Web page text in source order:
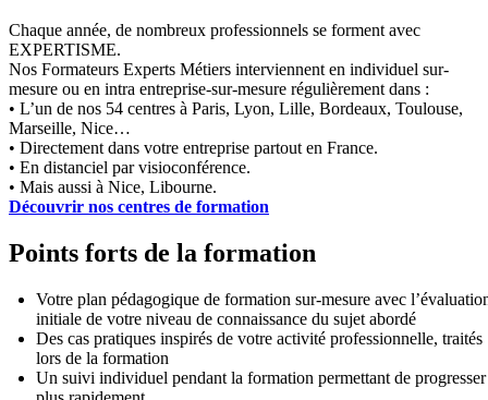
Chaque année, de nombreux professionnels se forment avec
EXPERTISME.
Nos Formateurs Experts Métiers interviennent en individuel sur-
mesure ou en intra entreprise-sur-mesure régulièrement dans :
• L’un de nos 54 centres à Paris, Lyon, Lille, Bordeaux, Toulouse,
Marseille, Nice…
• Directement dans votre entreprise partout en France.
• En distanciel par visioconférence.
• Mais aussi à Nice, Libourne.
Découvrir nos centres de formation
Points forts de la formation
Votre plan pédagogique de formation sur-mesure avec
initiale de votre niveau de connaissance du sujet abordé
Des cas pratiques inspirés de votre activité professionnelle, traités
lors de la formation
Un suivi individuel pendant la formation permettant de progresser